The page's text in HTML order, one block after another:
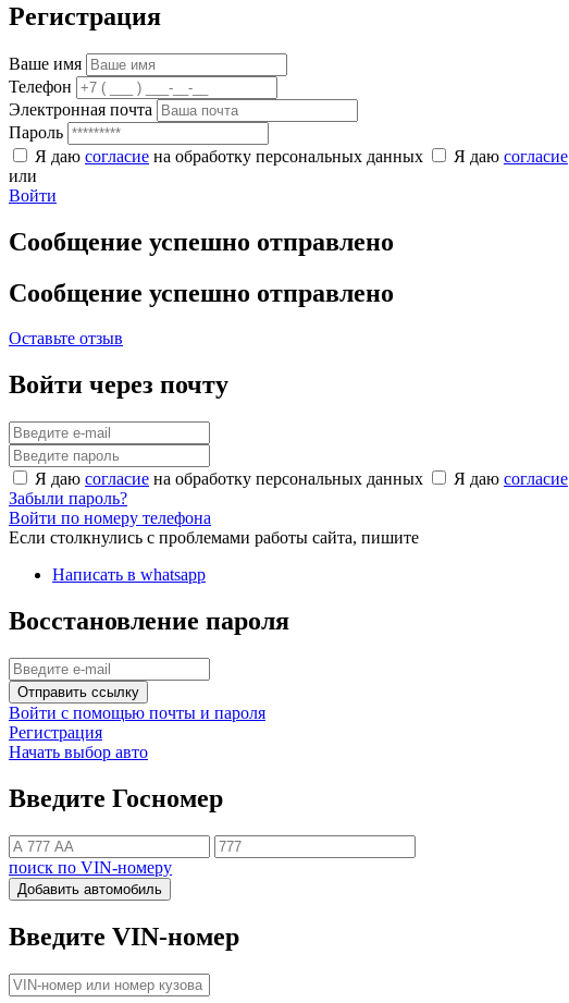
Регистрация
Ваше имя
Телефон
Электронная почта
Пароль
Я даю согласие на обработку персональных данных Я даю согласие
или
Войти
Сообщение успешно отправлено
Сообщение успешно отправлено
Оставьте отзыв
Войти через почту
Я даю согласие на обработку персональных данных Я даю согласие
Забыли пароль?
Войти по номеру телефона
Если столкнулись с проблемами работы сайта, пишите
Написать в whatsapp
Восстановление пароля
Отправить ссылку
Войти с помощью почты и пароля
Регистрация
Начать выбор авто
Введите Госномер
поиск по VIN-номеру
Добавить автомобиль
Введите VIN-номер